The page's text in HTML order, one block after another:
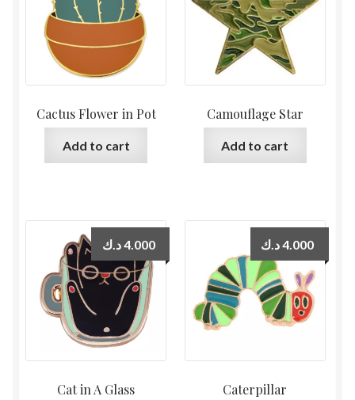
Cactus Flower in Pot
Add to cart
Camouflage Star
Add to cart
Cat in A Glass
4.000د.ك
Caterpillar
4.000د.ك